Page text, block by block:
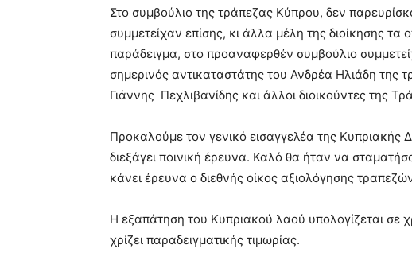
Στο συμβούλιο της τράπεζας Κύπρου, δεν
συμμετείχαν επίσης, κι άλλα μέλη της διοίκησης τα
παράδειγμα, στο προαναφερθέν συμβούλιο
σημερινός αντικαταστάτης του Ανδρέα Ηλιάδη της
Γιάννης Πεχλιβανίδης και άλλοι διοικούντες της
Προκαλούμε τον γενικό εισαγγελέα της Κυπριακής
διεξάγει ποινική έρευνα. Καλό θα ήταν να
κάνει έρευνα ο διεθνής οίκος αξιολόγησης
Η εξαπάτηση του Κυπριακού λαού υπολογίζεται σε
χρίζει παραδειγματικής τιμωρίας.